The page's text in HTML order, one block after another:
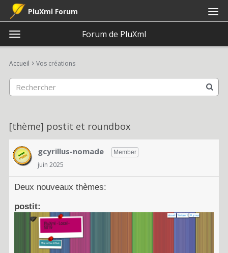
PluXml Forum
t
g
e
n
u
Forum de PluXml
Connexion
Catégories
Discussions
Activité
Connexion
Accueil › Vos créations
[thème] postit et roundbox
gcyrillus-nomade Member
juin 2025
Deux nouveaux thèmes:
postit: